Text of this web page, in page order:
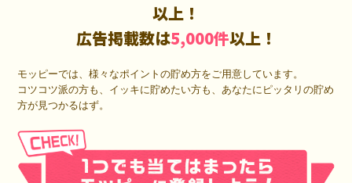
以上！
広告掲載数は5,000件以上！
モッピーでは、様々なポイントの貯め方をご用意しています。
コツコツ派の方も、イッキに貯めたい方も、あなたにピッタリの貯め
方が見つかるはず。